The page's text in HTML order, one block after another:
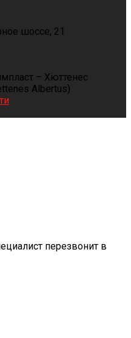
шоссе, 21
– Хюттенес
Albertus)
перезвонит в